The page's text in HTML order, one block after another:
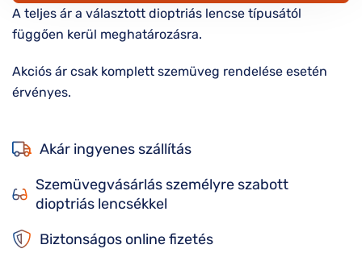
A teljes ár a választott dioptriás lencse típusától
függően kerül meghatározásra.
Akciós ár csak komplett szemüveg rendelése esetén
érvényes.
Akár ingyenes szállítás
Szemüvegvásárlás személyre szabott
dioptriás lencsékkel
Biztonságos online fizetés